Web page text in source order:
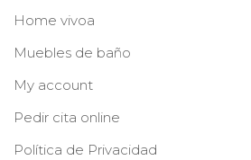
Home vivoa
Muebles de baño
My account
Pedir cita online
Política de Privacidad